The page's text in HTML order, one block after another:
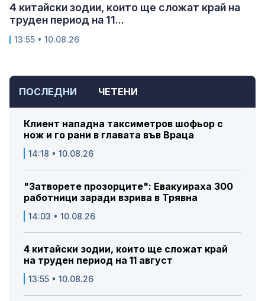
ПОСЛЕДНИ ЧЕТЕНИ
Клиент нападна таксиметров шофьор с
нож и го рани в главата във Враца
14:18 • 10.08.26
"Затворете прозорците": Евакуираха 300
работници заради взрива в Трявна
14:03 • 10.08.26
4 китайски зодии, които ще сложат край
на труден период на 11 август
13:55 • 10.08.26
4 китайски зодии, които ще сложат край на
труден период на 11...
13:55 • 10.08.26